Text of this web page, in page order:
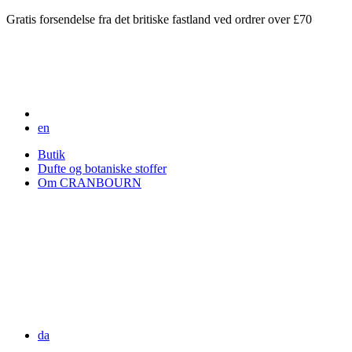
Gratis forsendelse fra det britiske fastland ved ordrer over £70
en
Butik
Dufte og botaniske stoffer
Om CRANBOURN
da